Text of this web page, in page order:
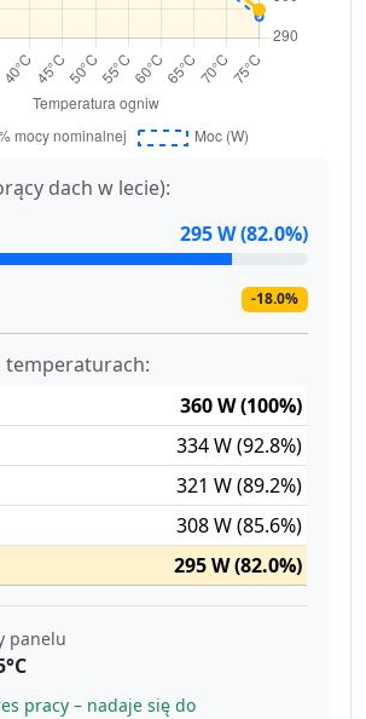
dach w lecie):
295 W (82.0%)
-18.0%
temperaturach:
360 W (100%)
334 W (92.8%)
321 W (89.2%)
308 W (85.6%)
295 W (82.0%)
panelu
pracy – nadaje się do